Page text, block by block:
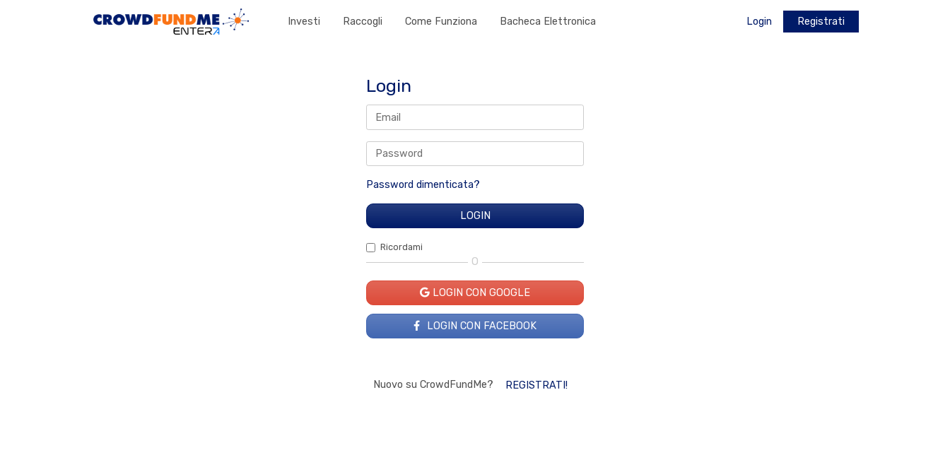
Investi Raccogli Come Funziona Bacheca Elettronica Login Registrati
Login
Password dimenticata?
Ricordami
O
LOGIN CON GOOGLE
LOGIN CON FACEBOOK
Nuovo su CrowdFundMe? REGISTRATI!